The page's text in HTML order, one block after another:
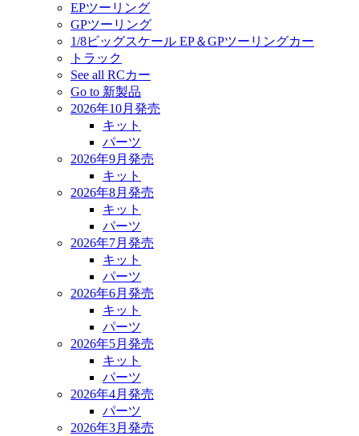
EPツーリング
GPツーリング
1/8ビッグスケール EP＆GPツーリングカー
トラック
See all RCカー
Go to 新製品
2026年10月発売
キット
パーツ
2026年9月発売
キット
2026年8月発売
キット
パーツ
2026年7月発売
キット
パーツ
2026年6月発売
キット
パーツ
2026年5月発売
キット
パーツ
2026年4月発売
パーツ
2026年3月発売